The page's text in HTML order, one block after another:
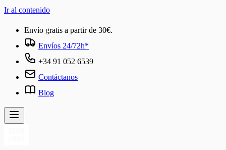
Ir al contenido
Envío gratis a partir de 30€.
Envíos 24/72h*
+34 91 052 6539
Contáctanos
Blog